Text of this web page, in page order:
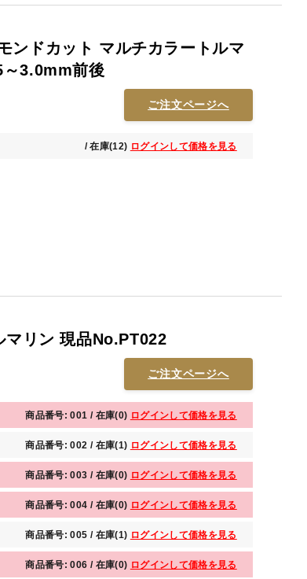
ンドカット マルチカラートルマ
～3.0mm前後
ご注文ページへ
/ 在庫(12) ログインして価格を見る
マリン 現品No.PT022
ご注文ページへ
商品番号: 001 / 在庫(0) ログインして価格を見る
商品番号: 002 / 在庫(1) ログインして価格を見る
商品番号: 003 / 在庫(0) ログインして価格を見る
商品番号: 004 / 在庫(0) ログインして価格を見る
商品番号: 005 / 在庫(1) ログインして価格を見る
商品番号: 006 / 在庫(0) ログインして価格を見る